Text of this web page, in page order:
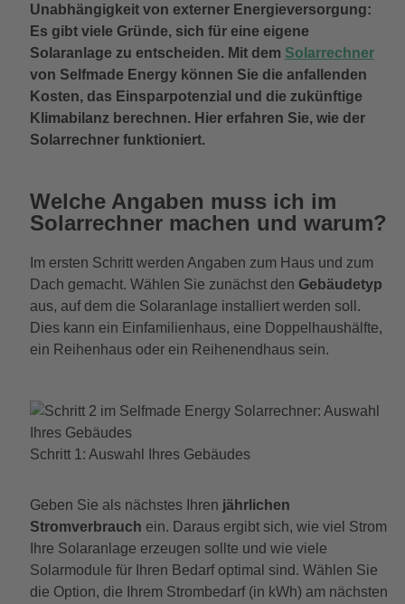
Unabhängigkeit von externer Energieversorgung:
Es gibt viele Gründe, sich für eine eigene
Solaranlage zu entscheiden. Mit dem Solarrechner
von Selfmade Energy können Sie die anfallenden
Kosten, das Einsparpotenzial und die zukünftige
Klimabilanz berechnen. Hier erfahren Sie, wie der
Solarrechner funktioniert.
Welche Angaben muss ich im
Solarrechner machen und warum?
Im ersten Schritt werden Angaben zum Haus und zum
Dach gemacht. Wählen Sie zunächst den Gebäudetyp
aus, auf dem die Solaranlage installiert werden soll.
Dies kann ein Einfamilienhaus, eine Doppelhaushälfte,
ein Reihenhaus oder ein Reihenendhaus sein.
Schritt 1: Auswahl Ihres Gebäudes
Geben Sie als nächstes Ihren jährlichen
Stromverbrauch ein. Daraus ergibt sich, wie viel Strom
Ihre Solaranlage erzeugen sollte und wie viele
Solarmodule für Ihren Bedarf optimal sind. Wählen Sie
die Option, die Ihrem Strombedarf (in kWh) am nächsten